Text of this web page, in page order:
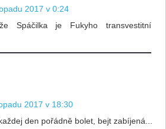
2017 v 0:24
Spáčilka je Fukyho transvestitní
2017 v 18:30
den pořádně bolet, bejt zabíjená...